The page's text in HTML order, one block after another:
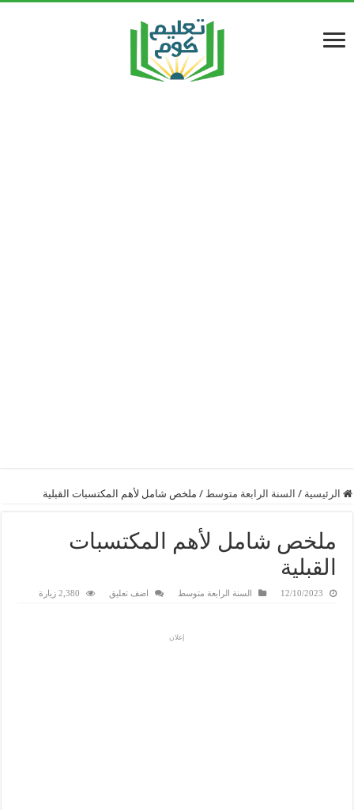
الرئيسية / السنة الرابعة متوسط / ملخص شامل لأهم المكتسبات القبلية
ملخص شامل لأهم المكتسبات
القبلية
12/10/2023 السنة الرابعة متوسط اضف تعليق 2,380 زيارة
إعلان